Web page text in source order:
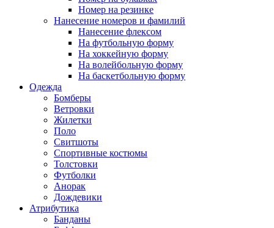
Номер на резинке
Нанесение номеров и фамилий
Нанесение флексом
На футбольную форму
На хоккейную форму
На волейбольную форму
На баскетбольную форму
Одежда
Бомберы
Ветровки
Жилетки
Поло
Свитшоты
Спортивные костюмы
Толстовки
Футболки
Анорак
Дождевики
Атрибутика
Банданы